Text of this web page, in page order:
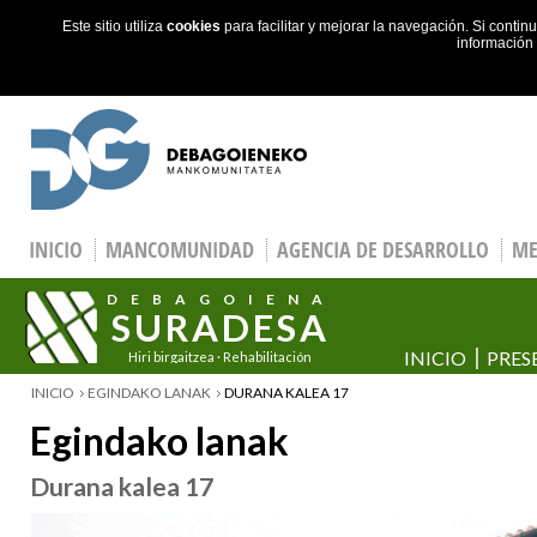
Este sitio utiliza cookies para facilitar y mejorar la navegación. Si
Skip to main content
INICIO MANCOMUNIDAD AGENCIA DE DESARROLLO
DEBAGOIENA
SURADESA
Hiri birgaitzea · Rehabilitación
INICIO
ESTÁS EN
INICIO EGINDAKO LANAK DURANA KALEA 17
Egindako lanak
Durana kalea 17